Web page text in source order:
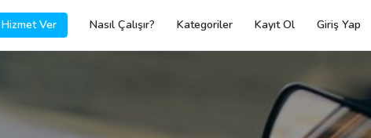
Hizmet Ver Nasıl Çalışır? Kategoriler Kayıt Ol Giriş Yap